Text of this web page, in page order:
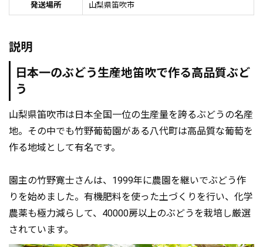
発送場所 山梨県笛吹市
説明
日本一のぶどう生産地笛吹で作る高品質ぶど
う
山梨県笛吹市は日本全国一位の生産量を誇るぶどうの名産
地。その中でも竹野葡萄園がある八代町は高品質な葡萄を
作る地域として有名です。
園主の竹野寛士さんは、1999年に農園を継いでぶどう作
りを始めました。有機肥料を使った土づくりを行い、化学
農薬も極力減らして、40000房以上のぶどうを栽培し厳選
されています。